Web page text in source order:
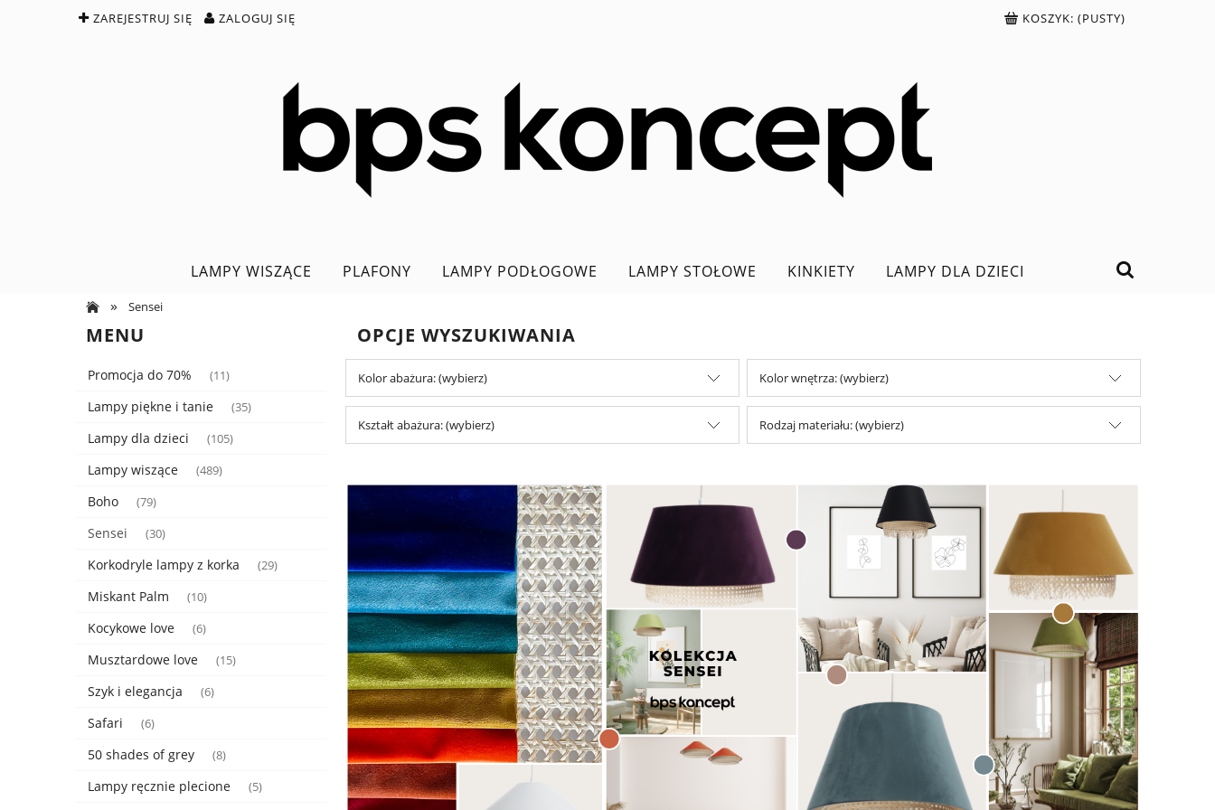
ZAREJESTRUJ SIĘ ZALOGUJ SIĘ KOSZYK: (PUSTY)
LAMPY WISZĄCE PLAFONY LAMPY PODŁOGOWE LAMPY STOŁOWE KINKIETY LAMPY DLA DZIECI
» Sensei
MENU
Promocja do 70% (11)
Lampy piękne i tanie (35)
Lampy dla dzieci (105)
Lampy wiszące (489)
Boho (79)
Sensei (30)
Korkodryle lampy z korka (29)
Miskant Palm (10)
Kocykowe love (6)
Musztardowe love (15)
Szyk i elegancja (6)
Safari (6)
50 shades of grey (8)
Lampy ręcznie plecione (5)
OPCJE WYSZUKIWANIA
Kolor abażura: (wybierz) Kolor wnętrza: (wybierz)
Kształt abażura: (wybierz) Rodzaj materiału: (wybierz)